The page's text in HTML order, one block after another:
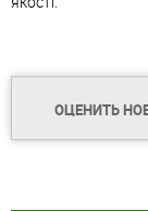
ОЦЕНИТЬ